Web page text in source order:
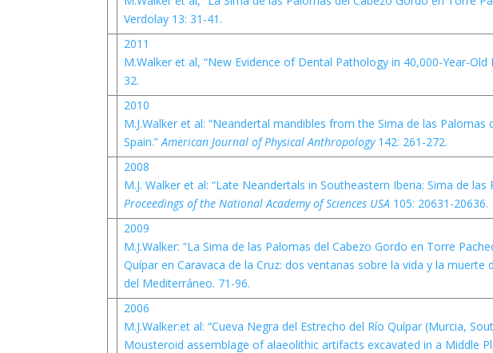
Verdolay 13: 31-41.
2011
M.Walker et al, “New Evidence of Dental Pathology in 40,000-Year-Old
32.
2010
M.J.Walker et al: “Neandertal mandibles from the Sima de las
Spain.”American Journal of Physical Anthropology 142: 261-272.
2008
M.J. Walker et al: “Late Neandertals in Southeastern Iberia: Sima de
Proceedings of the National Academy of Sciences USA 105: 20631-20636.
2009
M.J.Walker: “La Sima de las Palomas del Cabezo Gordo en Torre
Quípar en Caravaca de la Cruz: dos ventanas sobre la vida y la
del Mediterráneo. 71-96.
2006
M.J.Walker:et al: “Cueva Negra del Estrecho del Río Quípar (Murcia,
Mousteroid assemblage of alaeolithic artifacts excavated in a Middle